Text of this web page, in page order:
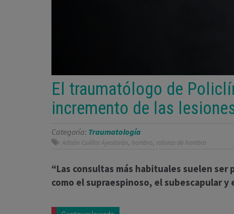
El traumatólogo de
incremento de las
Categoría: Traumatología
Adrián Cuéllar Ayestarán, hombro, roturas de hombro
“Las consultas más habituales suelen
como el supraespinoso, el subescapular